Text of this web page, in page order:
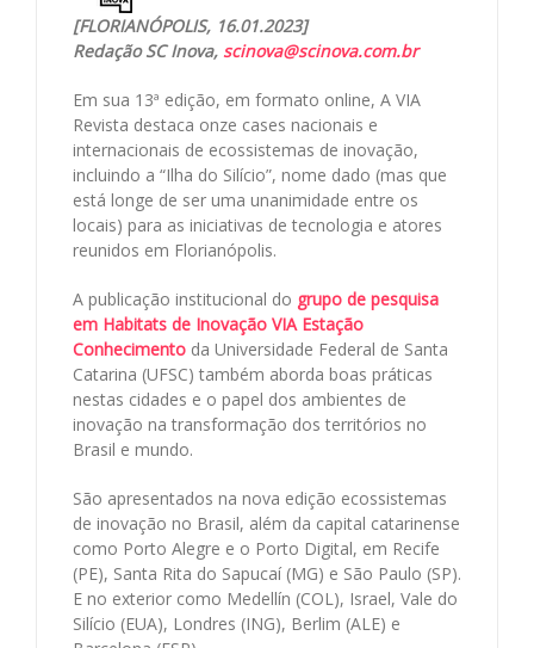
[FLORIANÓPOLIS, 16.01.2023]
Redação SC Inova, scinova@scinova.com.br
Em sua 13ª edição, em formato online, A VIA
Revista destaca onze cases nacionais e
internacionais de ecossistemas de inovação,
incluindo a “Ilha do Silício”, nome dado (mas que
está longe de ser uma unanimidade entre os
locais) para as iniciativas de tecnologia e atores
reunidos em Florianópolis.
A publicação institucional do grupo de pesquisa
em Habitats de Inovação VIA Estação
Conhecimento da Universidade Federal de Santa
Catarina (UFSC) também aborda boas práticas
nestas cidades e o papel dos ambientes de
inovação na transformação dos territórios no
Brasil e mundo.
São apresentados na nova edição ecossistemas
de inovação no Brasil, além da capital catarinense
como Porto Alegre e o Porto Digital, em Recife
(PE), Santa Rita do Sapucaí (MG) e São Paulo (SP).
E no exterior como Medellín (COL), Israel, Vale do
Silício (EUA), Londres (ING), Berlim (ALE) e